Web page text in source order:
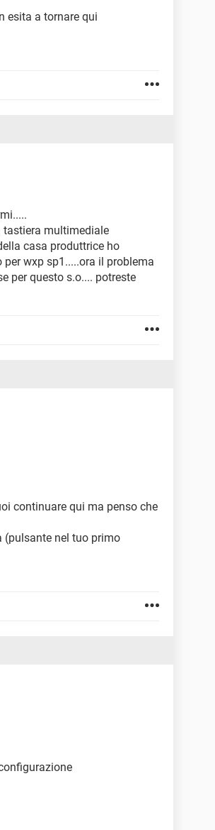
esita a tornare qui
tastiera multimediale
casa produttrice ho
wxp sp1.....ora il problema
per questo s.o.... potreste
continuare qui ma penso che
(pulsante nel tuo primo